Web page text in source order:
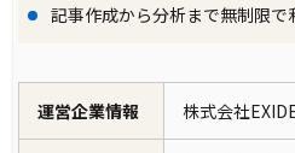
記事作成から分析まで無制限
運営企業情報 株式会社